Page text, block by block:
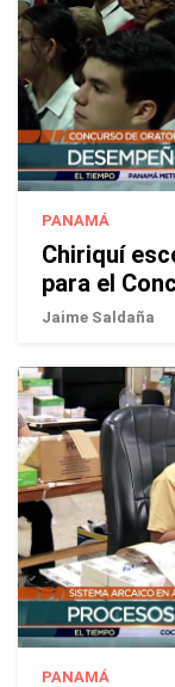
PANAMÁ
Chiriquí
para el
Jaime Saldaña
PANAMÁ